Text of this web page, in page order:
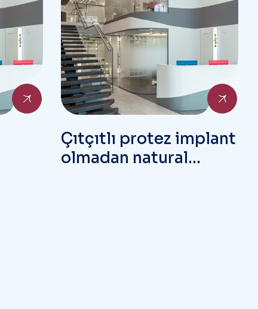
Çıtçıtlı protez implant
olmadan natural